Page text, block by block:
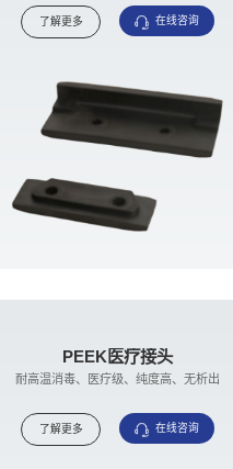
了解更多 在线咨询
PEEK医疗接头
耐高温消毒、医疗级、纯度高、无析出
了解更多 在线咨询